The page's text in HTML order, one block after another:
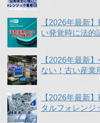
【2026年最新
い発覚時に法的
【2026年最新
ない！古い産業
【2026年最新
タルフォレンジ